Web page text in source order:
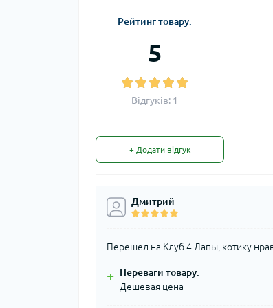
Рейтинг товару:
5
Відгуків: 1
+ Додати відгук
Дмитрий
Перешел на Клуб 4 Лапы, котику
+ Переваги товару:
Дешевая цена